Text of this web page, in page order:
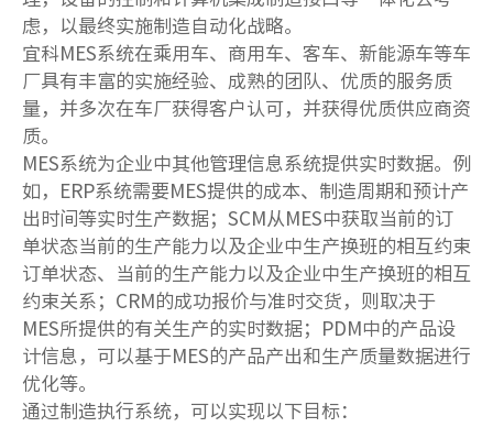
虑，以最终实施制造自动化战略。
宜科MES系统在乘用车、商用车、客车、新能源车等车
厂具有丰富的实施经验、成熟的团队、优质的服务质
量，并多次在车厂获得客户认可，并获得优质供应商资
质。
MES系统为企业中其他管理信息系统提供实时数据。例
如，ERP系统需要MES提供的成本、制造周期和预计产
出时间等实时生产数据；SCM从MES中获取当前的订
单状态当前的生产能力以及企业中生产换班的相互约束
订单状态、当前的生产能力以及企业中生产换班的相互
约束关系；CRM的成功报价与准时交货，则取决于
MES所提供的有关生产的实时数据；PDM中的产品设
计信息，可以基于MES的产品产出和生产质量数据进行
优化等。
通过制造执行系统，可以实现以下目标：